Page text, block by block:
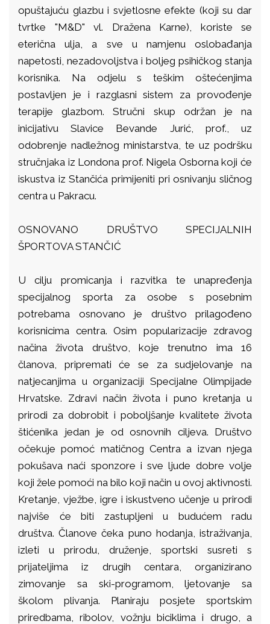
opuštajuću glazbu i svjetlosne efekte (koji su dar
tvrtke "M&D" vl. Dražena Karne), koriste se
eterična ulja, a sve u namjenu oslobađanja
napetosti, nezadovoljstva i boljeg psihičkog stanja
korisnika. Na odjelu s teškim oštećenjima
postavljen je i razglasni sistem za provođenje
terapije glazbom. Stručni skup održan je na
inicijativu Slavice Bevande Jurić, prof., uz
odobrenje nadležnog ministarstva, te uz podršku
stručnjaka iz Londona prof. Nigela Osborna koji će
iskustva iz Stančića primijeniti pri osnivanju sličnog
centra u Pakracu.
OSNOVANO DRUŠTVO SPECIJALNIH
ŠPORTOVA STANČIĆ
U cilju promicanja i razvitka te unapređenja
specijalnog sporta za osobe s posebnim
potrebama osnovano je društvo prilagođeno
korisnicima centra. Osim popularizacije zdravog
načina života društvo, koje trenutno ima 16
članova, pripremati će se za sudjelovanje na
natjecanjima u organizaciji Specijalne Olimpijade
Hrvatske. Zdravi način života i puno kretanja u
prirodi za dobrobit i poboljšanje kvalitete života
štićenika jedan je od osnovnih ciljeva. Društvo
očekuje pomoć matičnog Centra a izvan njega
pokušava naći sponzore i sve ljude dobre volje
koji žele pomoći na bilo koji način u ovoj aktivnosti.
Kretanje, vježbe, igre i iskustveno učenje u prirodi
najviše će biti zastupljeni u budućem radu
društva. Članove čeka puno hodanja, istraživanja,
izleti u prirodu, druženje, sportski susreti s
prijateljima iz drugih centara, organizirano
zimovanje sa ski-programom, ljetovanje sa
školom plivanja. Planiraju posjete sportskim
priredbama, ribolov, vožnju biciklima i drugo, a